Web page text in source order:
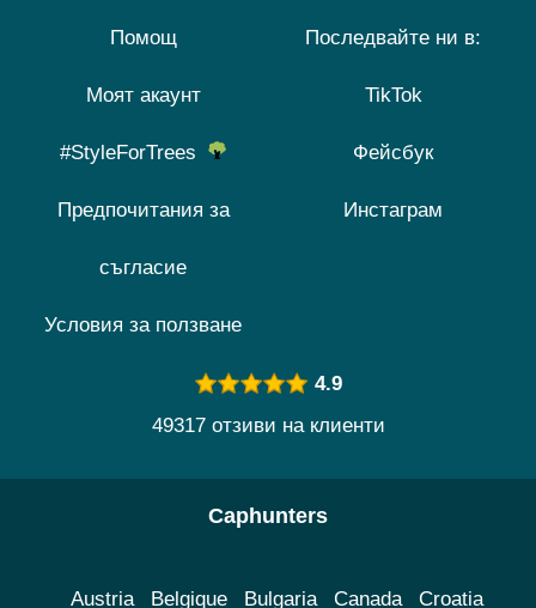
Помощ
Моят акаунт
#StyleForTrees
Предпочитания за
съгласие
Условия за ползване
Последвайте ни в:
TikTok
Фейсбук
Инстаграм
4.9
49317 отзиви на клиенти
Caphunters
Austria Belgique Bulgaria Canada Croatia